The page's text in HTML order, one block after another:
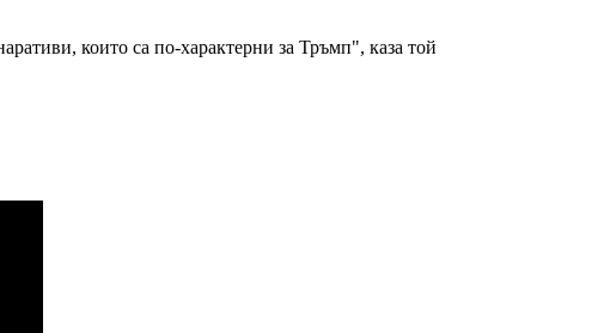
които са по-характерни за Тръмп", каза той